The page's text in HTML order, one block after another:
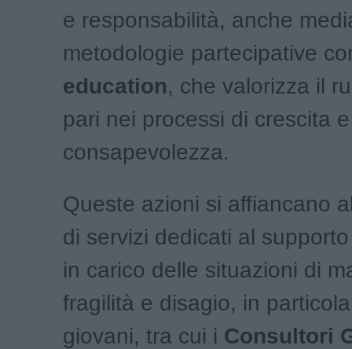
e responsabilità, anche
metodologie partecipative
education, che valorizza il
pari nei processi di crescita e
consapevolezza.
Queste azioni si affiancano
di servizi dedicati al
in carico delle situazioni di
fragilità e disagio, in
giovani, tra cui i Consultori